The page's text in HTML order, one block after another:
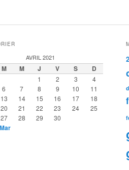
AVRIL 2021
M M J V S D
1 2 3
4
6 7 8 9 10
11
13 14 15 16 17
18
20 21 22 23 24
25
27 28 29 30